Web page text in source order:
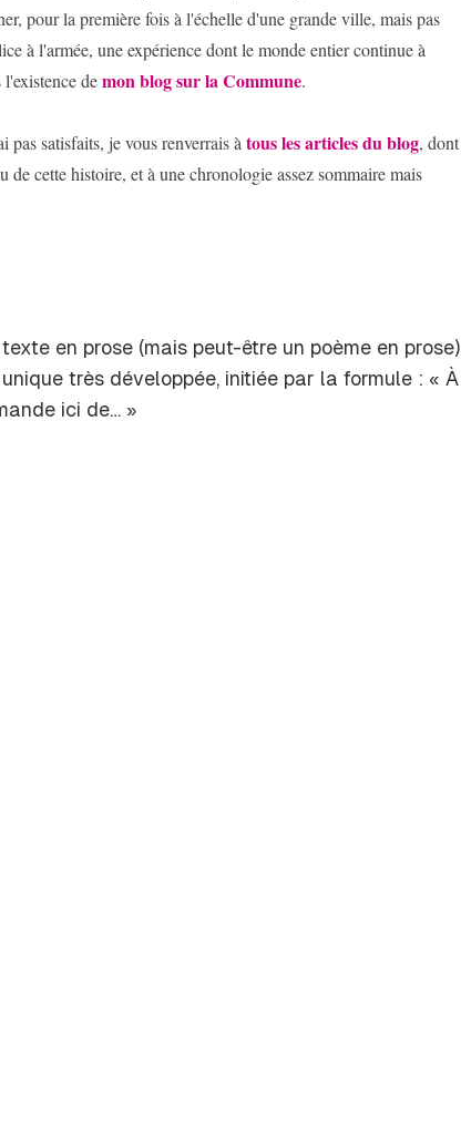
pour la première fois à l'échelle d'une grande ville, mais pas
à l'armée, une expérience dont le monde entier continue à
demon blog sur la Commune.
pas satisfaits, je vous renverrais à tous les articles du blog, dont
de cette histoire, et à une chronologie assez sommaire mais
en prose (mais peut-être un poème en prose)
unique très développée, initiée par la formule : « À
ici de… »